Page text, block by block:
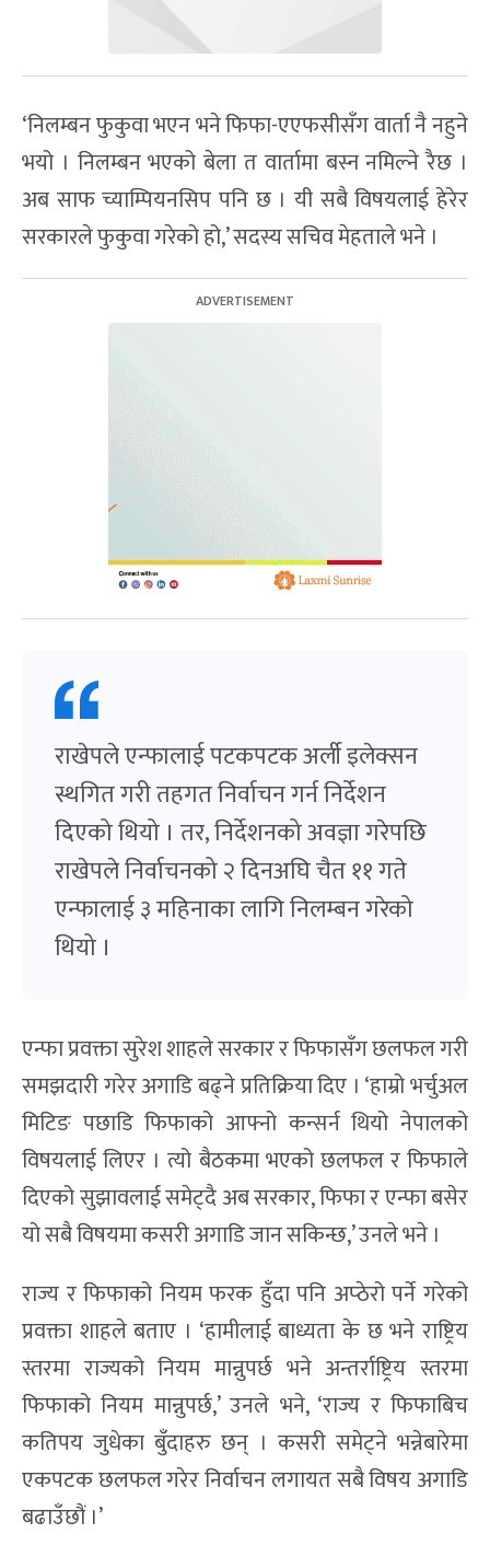
‘निलम्बन फुकुवा भएन भने फिफा-एएफसीसँग वार्ता नै नहुने
भयो । निलम्बन भएको बेला त वार्तामा बस्न नमिल्ने रैछ ।
अब साफ च्याम्पियनसिप पनि छ । यी सबै विषयलाई हेरेर
सरकारले फुकुवा गरेको हो,’ सदस्य सचिव मेहताले भने ।
राखेपले एन्फालाई पटकपटक अर्ली इलेक्सन
स्थगित गरी तहगत निर्वाचन गर्न निर्देशन
दिएको थियो । तर, निर्देशनको अवज्ञा गरेपछि
राखेपले निर्वाचनको २ दिनअघि चैत ११ गते
एन्फालाई ३ महिनाका लागि निलम्बन गरेको
थियो ।
एन्फा प्रवक्ता सुरेश शाहले सरकार र फिफासँग छलफल गरी
समझदारी गरेर अगाडि बढ्ने प्रतिक्रिया दिए । ‘हाम्रो भर्चुअल
मिटिङ पछाडि फिफाको आफ्नो कन्सर्न थियो नेपालको
विषयलाई लिएर । त्यो बैठकमा भएको छलफल र फिफाले
दिएको सुझावलाई समेट्दै अब सरकार, फिफा र एन्फा बसेर
यो सबै विषयमा कसरी अगाडि जान सकिन्छ,’ उनले भने ।
राज्य र फिफाको नियम फरक हुँदा पनि अप्ठेरो पर्ने गरेको
प्रवक्ता शाहले बताए । ‘हामीलाई बाध्यता के छ भने राष्ट्रिय
स्तरमा राज्यको नियम मान्नुपर्छ भने अन्तर्राष्ट्रिय स्तरमा
फिफाको नियम मान्नुपर्छ,’ उनले भने, ‘राज्य र फिफाबिच
कतिपय जुधेका बुँदाहरु छन् । कसरी समेट्ने भन्नेबारेमा
एकपटक छलफल गरेर निर्वाचन लगायत सबै विषय अगाडि
बढाउँछौं ।’